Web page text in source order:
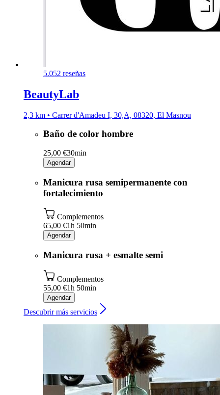
5.052 reseñas
BeautyLab
2,3 km • Carrer d'Amadeu I, 30,A, 08320, El Masnou
Baño de color hombre
25,00 €30min
Agendar
Manicura rusa semipermanente con
fortalecimiento
Complementos
65,00 €1h 50min
Agendar
Manicura rusa + esmalte semi
Complementos
55,00 €1h 50min
Agendar
Descubrir más servicios